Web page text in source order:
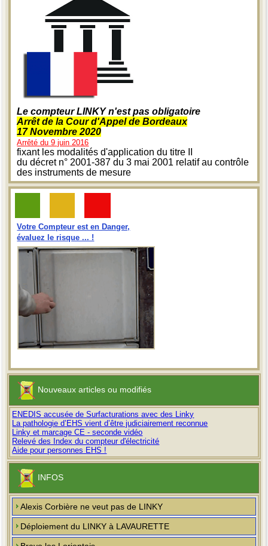
Le compteur LINKY n'est pas obligatoire
Arrêt de la Cour d'Appel de Bordeaux
17 Novembre 2020
Arrêté du 9 juin 2016
fixant les modalités d'application du titre II
du décret n° 2001-387 du 3 mai 2001 relatif au contrôle
des instruments de mesure
Votre Compteur est en Danger,
évaluez le risque ... !
Nouveaux articles ou modifiés
ENEDIS accusée de Surfacturations avec des Linky
La pathologie d’EHS vient d’être judiciairement reconnue
Linky et marcage CE - seconde vidéo
Relevé des Index du compteur d'électricité
Aide pour personnes EHS !
INFOS
Alexis Corbière ne veut pas de LINKY
Déploiement du LINKY à LAVAURETTE